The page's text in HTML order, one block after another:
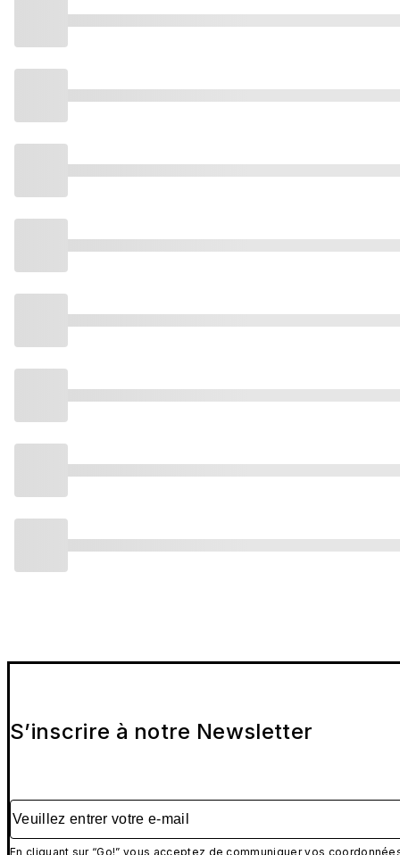
S’inscrire à notre Newsletter
Veuillez entrer votre e-mail
En cliquant sur “Go!” vous acceptez de communiquer vos